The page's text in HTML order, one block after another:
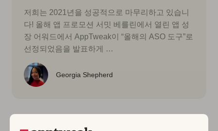
저희는 2021년을 성공적으로 마무리하고 있습니
다! 올해 앱 프로모션 서밋 베를린에서 열린 앱 성
장 어워드에서 AppTweak이 “올해의 ASO 도구”로
선정되었음을 발표하게 …
Georgia Shepherd